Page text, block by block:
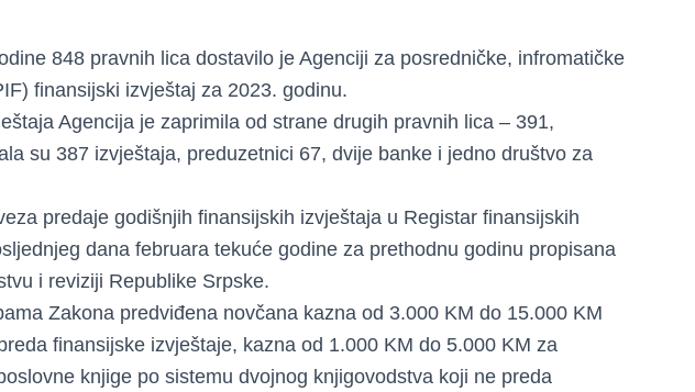
848 pravnih lica dostavilo je Agenciji za posredničke, infromatičke
finansijski izvještaj za 2023. godinu.
Agencija je zaprimila od strane drugih pravnih lica – 391,
su 387 izvještaja, preduzetnici 67, dvije banke i jedno društvo za
predaje godišnjih finansijskih izvještaja u Registar finansijskih
dana februara tekuće godine za prethodnu godinu propisana
i reviziji Republike Srpske.
Zakona predviđena novčana kazna od 3.000 KM do 15.000 KM
finansijske izvještaje, kazna od 1.000 KM do 5.000 KM za
knjige po sistemu dvojnog knjigovodstva koji ne preda